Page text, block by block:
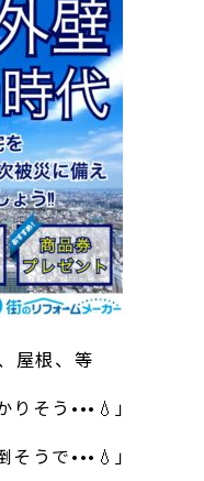
屋根、等
そう•••💧」
うで•••💧」